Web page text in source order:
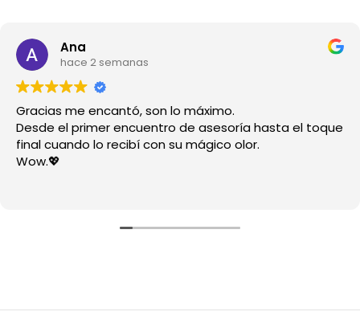
Ana
hace 2 semanas
Gracias me encantó, son lo máximo.
Desde el primer encuentro de asesoría hasta el toque
final cuando lo recibí con su mágico olor.
Wow.💖